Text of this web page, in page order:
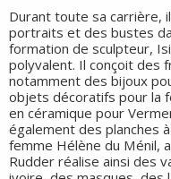
Durant toute sa carrière,
portraits et des bustes
formation de sculpteur,
polyvalent. Il conçoit des
notamment des bijoux
objets décoratifs pour la
en céramique pour
également des planches
femme Hélène du Ménil,
Rudder réalise ainsi des